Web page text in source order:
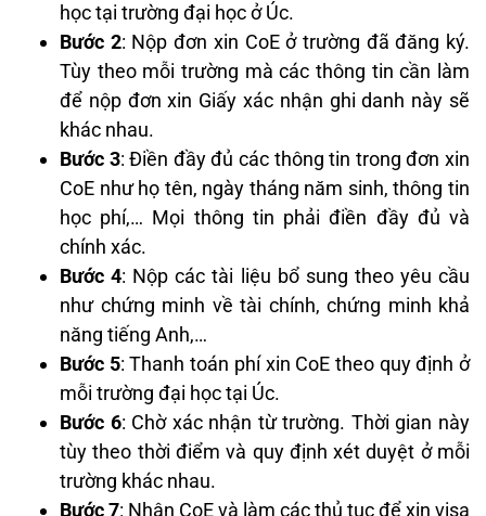
học tại trường đại học ở Úc.
Bước 2: Nộp đơn xin CoE ở trường đã đăng ký.
Tùy theo mỗi trường mà các thông tin cần làm
để nộp đơn xin Giấy xác nhận ghi danh này sẽ
khác nhau.
Bước 3: Điền đầy đủ các thông tin trong đơn xin
CoE như họ tên, ngày tháng năm sinh, thông tin
học phí,… Mọi thông tin phải điền đầy đủ và
chính xác.
Bước 4: Nộp các tài liệu bổ sung theo yêu cầu
như chứng minh về tài chính, chứng minh khả
năng tiếng Anh,…
Bước 5: Thanh toán phí xin CoE theo quy định ở
mỗi trường đại học tại Úc.
Bước 6: Chờ xác nhận từ trường. Thời gian này
tùy theo thời điểm và quy định xét duyệt ở mỗi
trường khác nhau.
Bước 7: Nhận CoE và làm các thủ tục để xin visa